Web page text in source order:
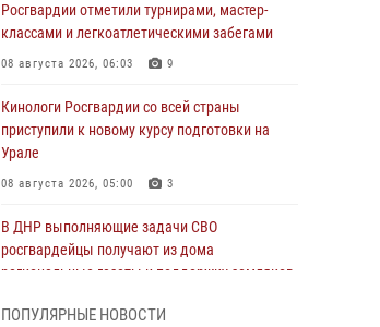
Росгвардии отметили турнирами, мастер-
классами и легкоатлетическими забегами
08 августа 2026, 06:03 9
Кинологи Росгвардии со всей страны
приступили к новому курсу подготовки на
Урале
08 августа 2026, 05:00 3
В ДНР выполняющие задачи СВО
росгвардейцы получают из дома
региональные газеты и поддержку земляков
ПОПУЛЯРНЫЕ НОВОСТИ